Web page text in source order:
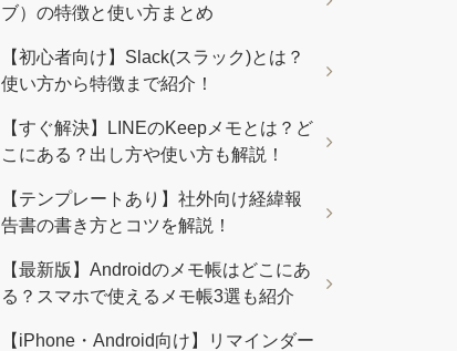
ブ）の特徴と使い方まとめ
【初心者向け】Slack(スラック)とは？
使い方から特徴まで紹介！
【すぐ解決】LINEのKeepメモとは？ど
こにある？出し方や使い方も解説！
【テンプレートあり】社外向け経緯報
告書の書き方とコツを解説！
【最新版】Androidのメモ帳はどこにあ
る？スマホで使えるメモ帳3選も紹介
【iPhone・Android向け】リマインダー